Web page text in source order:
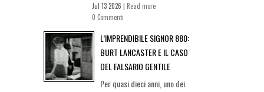
Jul 13 2026 | Read more
0 Commenti
L’IMPRENDIBILE SIGNOR 880:
BURT LANCASTER E IL CASO
DEL FALSARIO GENTILE
Per quasi dieci anni, uno dei